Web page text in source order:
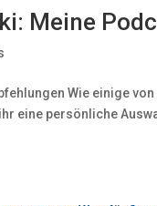
Meine
Wie einige
eine persönliche